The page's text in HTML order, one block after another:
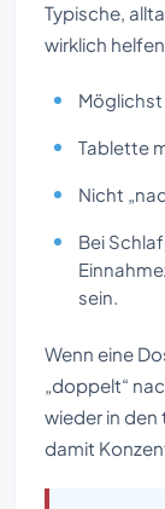
Typische,
wirklich
Möglichst
Tablette
Nicht
Bei
sein.
Wenn eine
„doppelt“
wieder in den
damit